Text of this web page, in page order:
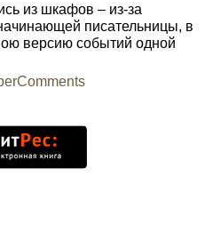
из шкафов – из-за
писательницы, в
версию событий одной